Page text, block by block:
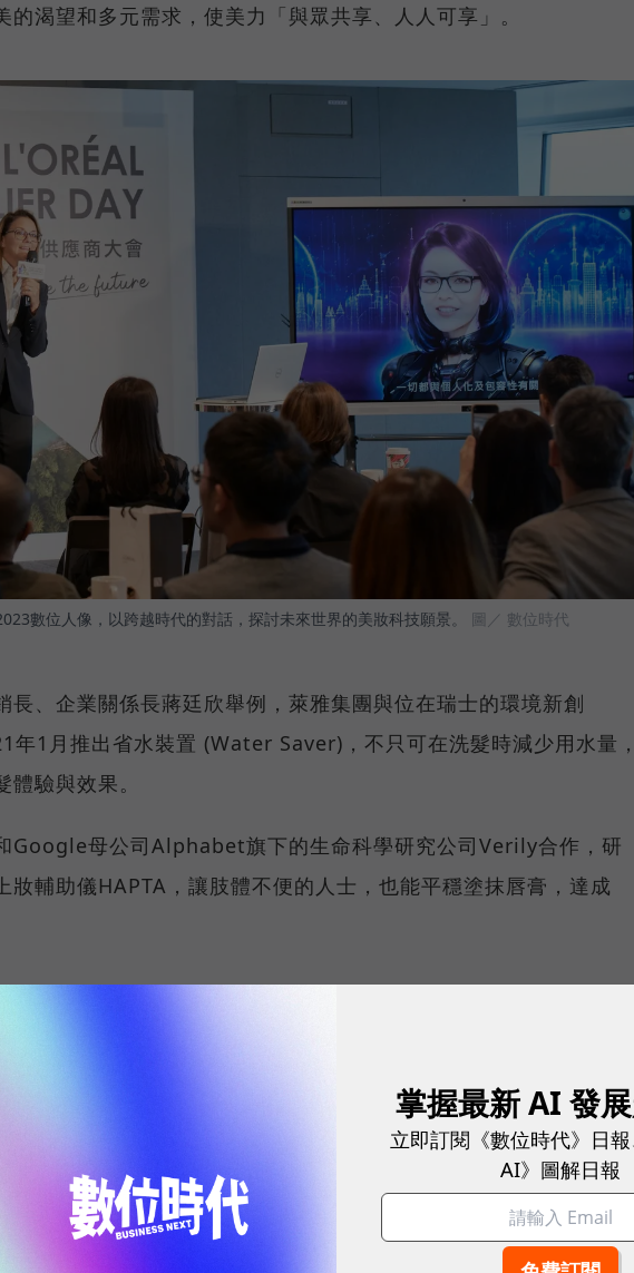
的渴望和多元需求，使美力「與眾共享、人人可享」。
數位人像，以跨越時代的對話，探討未來世界的美妝科技願景。 圖／ 數位時代
長、企業關係長蔣廷欣舉例，萊雅集團與位在瑞士的環境新創
年1月推出省水裝置 (Water Saver)，不只可在洗髮時減少用水量
驗與效果。
Google母公司Alphabet旗下的生命科學研究公司Verily合作，研
妝輔助儀HAPTA，讓肢體不便的人士，也能平穩塗抹唇膏，達成
地創意，吸引國外師法
的氛圍一樣興盛。「供應商對我們而言，就是長期的夥伴。」台灣
野宏通表示，萊雅集團與供應商的合作，力求創新突破、共同創
境、堅守道德五大原則。
會獲獎的五家廠商，不僅符合該原則，更與台灣萊雅長期攜手共
求的豐碩成果。台灣萊雅採購協理余珮綺解釋，這些供應商夥伴在
掌握最新 AI 發
立即訂閱《數位時代》日
AI》圖解日報